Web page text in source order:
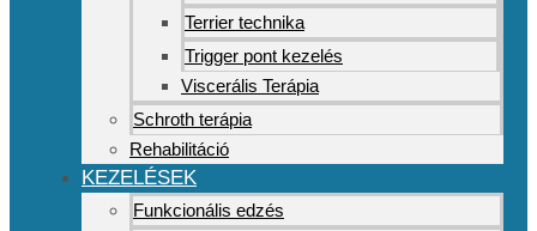
Terrier technika
Trigger pont kezelés
Viscerális Terápia
Schroth terápia
Rehabilitáció
KEZELÉSEK
Funkcionális edzés